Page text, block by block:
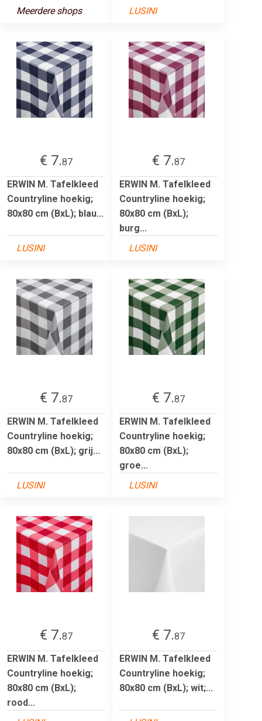
Meerdere shops LUSINI
€ 7.87
ERWIN M. Tafelkleed
Countryline hoekig;
80x80 cm (BxL); blau...
LUSINI
€ 7.87
ERWIN M. Tafelkleed
Countryline hoekig;
80x80 cm (BxL);
burg...
LUSINI
€ 7.87
ERWIN M. Tafelkleed
Countryline hoekig;
80x80 cm (BxL); grij...
LUSINI
€ 7.87
ERWIN M. Tafelkleed
Countryline hoekig;
80x80 cm (BxL);
groe...
LUSINI
€ 7.87
ERWIN M. Tafelkleed
Countryline hoekig;
80x80 cm (BxL);
rood...
€ 7.87
ERWIN M. Tafelkleed
Countryline hoekig;
80x80 cm (BxL); wit;...